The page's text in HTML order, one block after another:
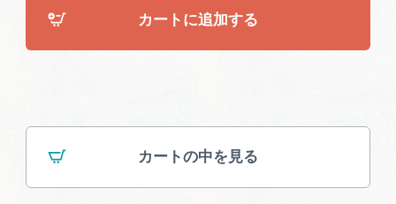
カートに追加する
カートの中を見る